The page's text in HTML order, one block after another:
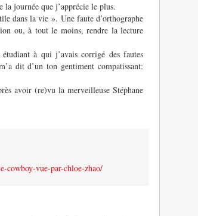
la journée que j’apprécie le plus.
dans la vie ». Une faute d’orthographe
ou, à tout le moins, rendre la lecture
à qui j’avais corrigé des fautes
dit d’un ton gentiment compatissant:
avoir (re)vu la merveilleuse Stéphane
cowboy-vue-par-chloe-zhao/